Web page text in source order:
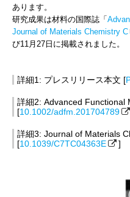
あります。
研究成果は材料の国際誌「
Journal of Materials Chemistry C
び11月27日に掲載されました。
詳細1: プレスリリース本文 [
詳細2: Advanced Functional
[10.1002/adfm.201704789
詳細3: Journal of Materials
[10.1039/C7TC04363E ]